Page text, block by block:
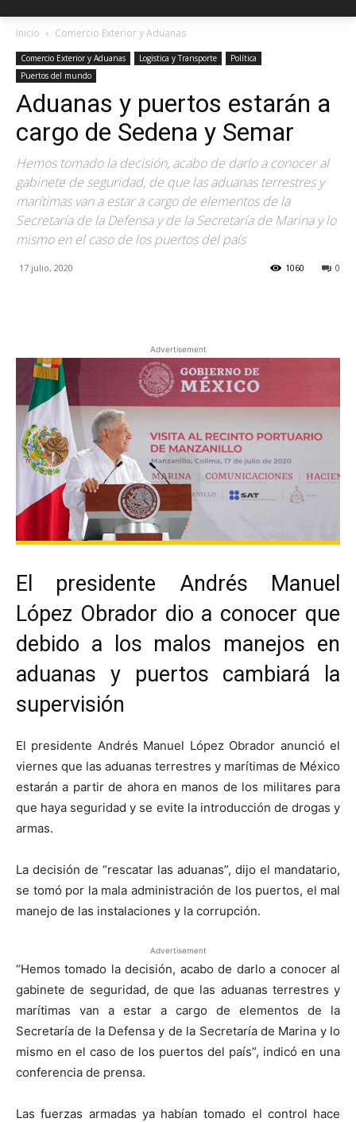
Inicio Comercio Exterior y Aduanas
Comercio Exterior y Aduanas Logistica y Transporte
Política
Puertos del mundo
Aduanas y puertos estarán a
cargo de Sedena y Semar
Hemos tomado la decisión, acabo de darlo a conocer al
gabinete de seguridad, de que las aduanas terrestres y
marítimas van a estar a cargo de elementos de la
Secretaría de la Defensa y de la Secretaría de Marina y lo
mismo en el caso de los puertos del país
17 julio, 2020 0
1060
Advertisement
El presidente Andrés Manuel
López Obrador dio a conocer que
debido a los malos manejos en
aduanas y puertos cambiará la
supervisión
El presidente Andrés Manuel López Obrador anunció el
viernes que las aduanas terrestres y marítimas de México
estarán a partir de ahora en manos de los militares para
que haya seguridad y se evite la introducción de drogas y
armas.
La decisión de “rescatar las aduanas”, dijo el mandatario,
se tomó por la mala administración de los puertos, el mal
manejo de las instalaciones y la corrupción.
Advertisement
“Hemos tomado la decisión, acabo de darlo a conocer al
gabinete de seguridad, de que las aduanas terrestres y
marítimas van a estar a cargo de elementos de la
Secretaría de la Defensa y de la Secretaría de Marina y lo
mismo en el caso de los puertos del país”, indicó en una
conferencia de prensa.
Las fuerzas armadas ya habían tomado el control hace